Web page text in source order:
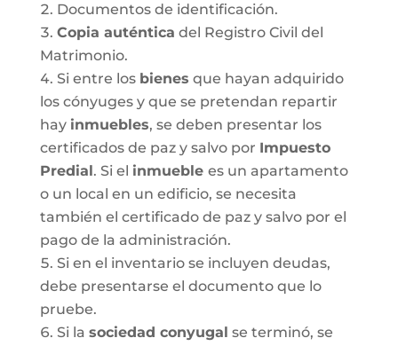
Documentos de identificación.
Copia auténtica del Registro Civil del
Matrimonio.
Si entre los bienes que hayan adquirido
los cónyuges y que se pretendan repartir
hay inmuebles, se deben presentar los
certificados de paz y salvo por Impuesto
Predial. Si el inmueble es un apartamento
o un local en un edificio, se necesita
también el certificado de paz y salvo por el
pago de la administración.
Si en el inventario se incluyen deudas,
debe presentarse el documento que lo
pruebe.
Si la sociedad conyugal se terminó, se